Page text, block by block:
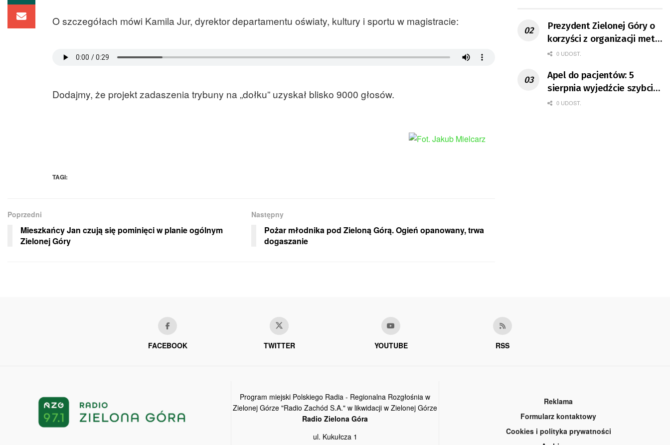
O szczegółach mówi Kamila Jur, dyrektor departamentu oświaty, kultury i sportu w magistracie:
Dodajmy, że projekt zadaszenia trybuny na „dołku” uzyskał blisko 9000 głosów.
TAGI:
Poprzedni
Mieszkańcy Jan czują się pominięci w planie ogólnym
Zielonej Góry
Następny
Pożar młodnika pod Zieloną Górą. Ogień opanowany, trwa
dogaszanie
Prezydent Zielonej Góry o
korzyści z organizacji mety
Tour de Pologne
0 UDOST.
Apel do pacjentów: 5
sierpnia wyjedźcie szybciej
z domów
0 UDOST.
FACEBOOK TWITTER YOUTUBE RSS
Program miejski Polskiego Radia - Regionalna Rozgłośnia w
Zielonej Górze "Radio Zachód S.A." w likwidacji w Zielonej Górze
Radio Zielona Góra
ul. Kukułcza 1
Reklama
Formularz kontaktowy
Cookies i polityka prywatności